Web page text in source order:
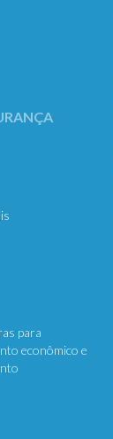
para
econômico e